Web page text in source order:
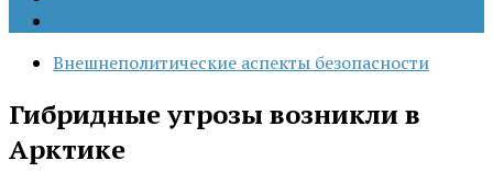
Внешнеполитические аспекты безопасности
Гибридные угрозы возникли в
Арктике